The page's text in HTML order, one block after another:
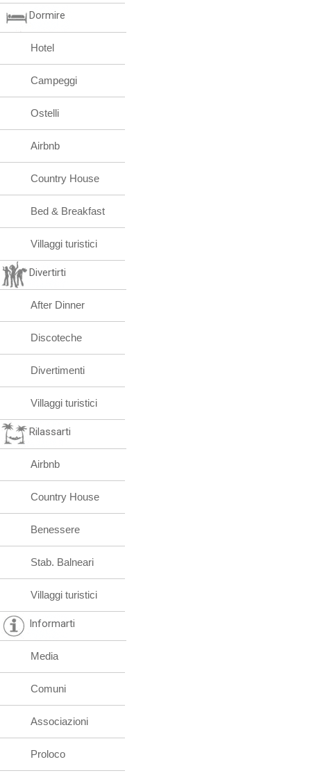
Dormire
Hotel
Campeggi
Ostelli
Airbnb
Country House
Bed & Breakfast
Villaggi turistici
Divertirti
After Dinner
Discoteche
Divertimenti
Villaggi turistici
Rilassarti
Airbnb
Country House
Benessere
Stab. Balneari
Villaggi turistici
Informarti
Media
Comuni
Associazioni
Proloco